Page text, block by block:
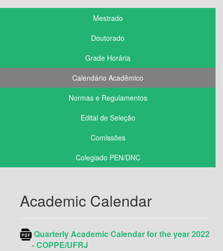
Mestrado
Doutorado
Grade Horária
Calendário Acadêmico
Normas e Regulamentos
Edital de Seleção
Comissões
Colegiado PEN/DNC
Academic Calendar
Quarterly Academic Calendar for the year 2022
- COPPE/UFRJ